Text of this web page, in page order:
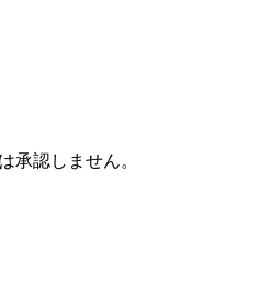
承認しません。